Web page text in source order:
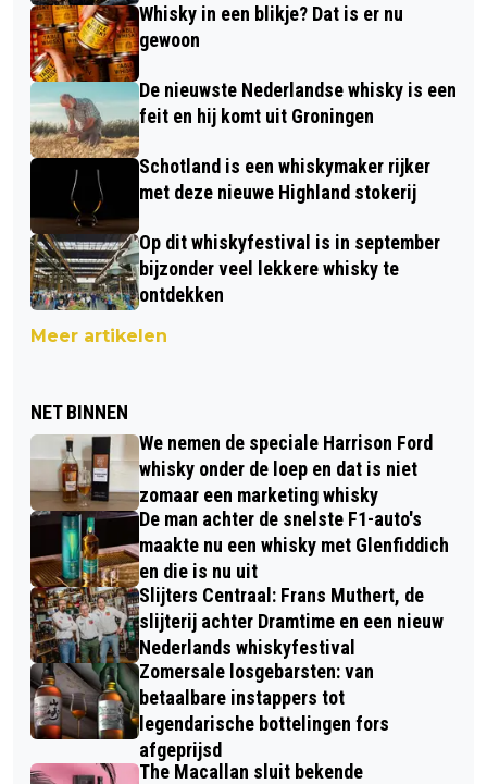
Whisky in een blikje? Dat is er nu
gewoon
De nieuwste Nederlandse whisky is een
feit en hij komt uit Groningen
Schotland is een whiskymaker rijker
met deze nieuwe Highland stokerij
Op dit whiskyfestival is in september
bijzonder veel lekkere whisky te
ontdekken
Meer artikelen
NET BINNEN
We nemen de speciale Harrison Ford
whisky onder de loep en dat is niet
zomaar een marketing whisky
De man achter de snelste F1-auto's
maakte nu een whisky met Glenfiddich
en die is nu uit
Slijters Centraal: Frans Muthert, de
slijterij achter Dramtime en een nieuw
Nederlands whiskyfestival
Zomersale losgebarsten: van
betaalbare instappers tot
legendarische bottelingen fors
afgeprijsd
The Macallan sluit bekende